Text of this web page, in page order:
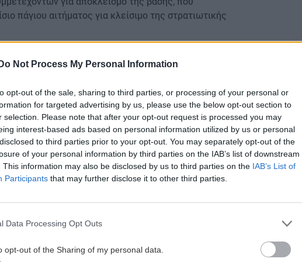
Do Not Process My Personal Information
opt-out of the sale, sharing to third parties, or processing of your personal or
for targeted advertising by us, please use the below opt-out section to
selection. Please note that after your opt-out request is processed you may
interest-based ads based on personal information utilized by us or personal
to third parties prior to your opt-out. You may separately opt-out of the
of your personal information by third parties on the IAB’s list of downstream
This information may also be disclosed by us to third parties on the IAB’s List of
Participants that may further disclose it to other third parties.
Data Processing Opt Outs
opt-out of the Sharing of my personal data.
πάγιου αιτήματος για κλείσιμο της στρατιωτικής
πόλεις της Ελλάδας ενάντια στο πείραμα της
στην Αθήνα στις 11/7 στο Σύνταγμα
πολέμου στη Μεσσόγειο,
και κινητοποίηση που θα ξεκινήσει την
μια βδομάδα μετά, με τον τριήμερο αποκλεισμό